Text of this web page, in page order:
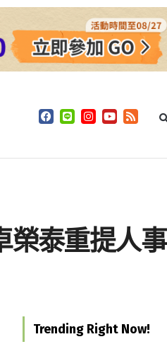
榮泰重提人
Trending Right Now!